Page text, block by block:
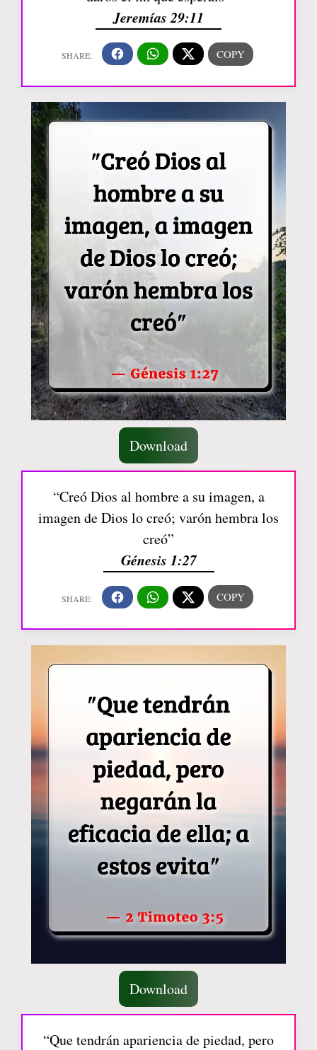
Jeremías 29:11
Download
“Creó Dios al hombre a su imagen, a
imagen de Dios lo creó; varón hembra los
creó”
Génesis 1:27
Download
“Que tendrán apariencia de piedad, pero